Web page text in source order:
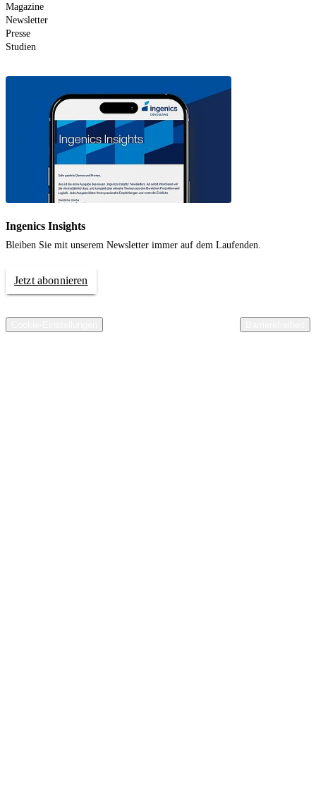
Magazine
Newsletter
Presse
Studien
Ingenics Insights
Bleiben Sie mit unserem Newsletter immer auf dem Laufenden.
Jetzt abonnieren
© 2026 Ingenics AG. All rights reserved.